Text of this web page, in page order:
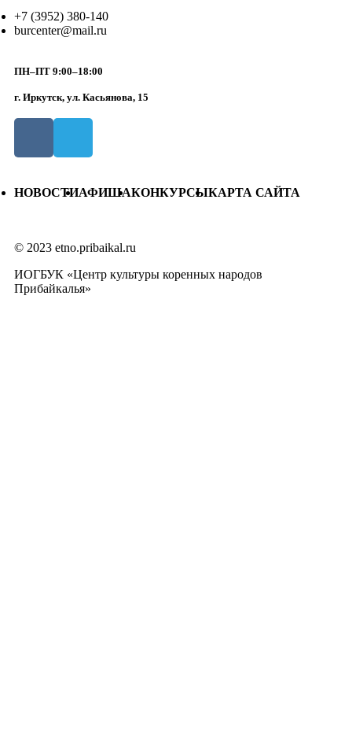
+7 (3952) 380-140
burcenter@mail.ru
ПН–ПТ 9:00–18:00
г. Иркутск, ул. Касьянова, 15
НОВОСТИАФИШАКОНКУРСЫКАРТА САЙТА
© 2023 etno.pribaikal.ru
ИОГБУК «Центр культуры коренных народов
Прибайкалья»